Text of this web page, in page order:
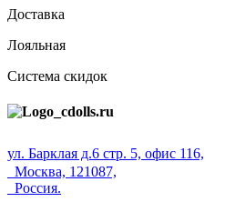
Доставка
Лояльная
Система скидок
ул. Барклая д.6 стр. 5, офис 116,
Москва, 121087,
Россия.